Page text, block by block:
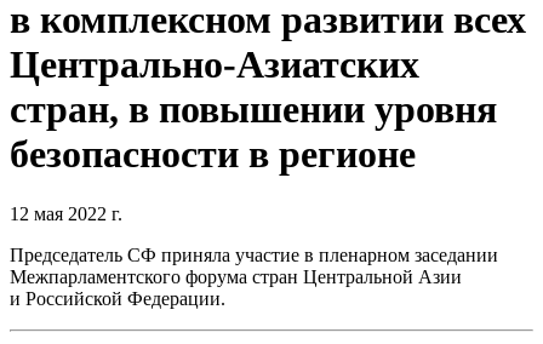
в комплексном развитии всех
Центрально-Азиатских
стран, в повышении уровня
безопасности в регионе
12 мая 2022 г.
Председатель СФ приняла участие в пленарном заседании
Межпарламентского форума стран Центральной Азии
и Российской Федерации.